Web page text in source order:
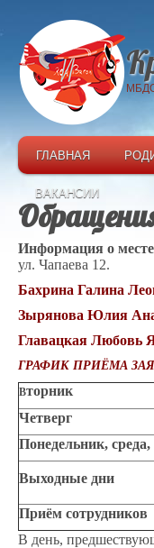
ГЛАВНАЯ
ВАКАНСИИ
Информация о
ул. Чапаева 12.
Бахрина Галина
Зырянова Юлия
Главацкая Любовь
ГРАФИК ПРИЁМА
Вторник
Четверг
Понедельник,
Выходные дни
Приём
В день,